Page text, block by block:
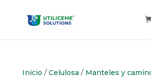
Inicio / Celulosa / Manteles y